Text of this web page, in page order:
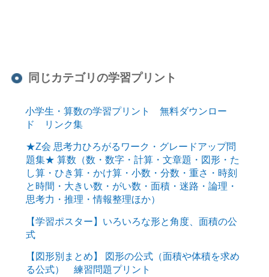
同じカテゴリの学習プリント
小学生・算数の学習プリント 無料ダウンロー
ド リンク集
★Z会 思考力ひろがるワーク・グレードアップ問
題集★ 算数（数・数字・計算・文章題・図形・た
し算・ひき算・かけ算・小数・分数・重さ・時刻
と時間・大きい数・がい数・面積・迷路・論理・
思考力・推理・情報整理ほか）
【学習ポスター】いろいろな形と角度、面積の公
式
【図形別まとめ】 図形の公式（面積や体積を求め
る公式） 練習問題プリント